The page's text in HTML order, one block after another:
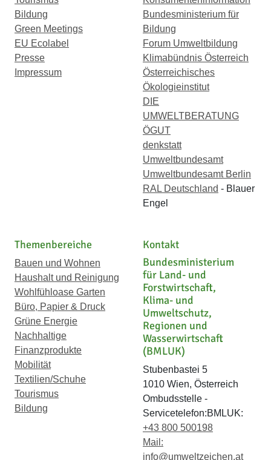
Bildung
Green Meetings
EU Ecolabel
Presse
Impressum
Bundesministerium für
Bildung
Forum Umweltbildung
Klimabündnis Österreich
Österreichisches
Ökologieinstitut
DIE
UMWELTBERATUNG
ÖGUT
denkstatt
Umweltbundesamt
Umweltbundesamt Berlin
RAL Deutschland - Blauer
Engel
Themenbereiche
Bauen und Wohnen
Haushalt und Reinigung
Wohlfühloase Garten
Büro, Papier & Druck
Grüne Energie
Nachhaltige
Finanzprodukte
Mobilität
Textilien/Schuhe
Tourismus
Bildung
Kontakt
Bundesministerium
für Land- und
Forstwirtschaft,
Klima- und
Umweltschutz,
Regionen und
Wasserwirtschaft
(BMLUK)
Stubenbastei 5
1010 Wien, Österreich
Ombudsstelle -
Servicetelefon:BMLUK:
+43 800 500198
Mail:
info@umweltzeichen.at